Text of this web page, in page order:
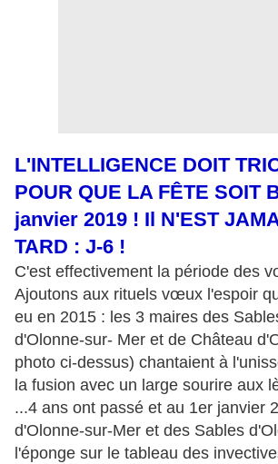
L'INTELLIGENCE DOIT
POUR QUE LA FÊTE SOIT
janvier 2019 ! Il N'EST
TARD : J-6 !
C'est effectivement la période des
Ajoutons aux rituels vœux l'espoir
eu en 2015 : les 3 maires des
d'Olonne-sur- Mer et de Château
photo ci-dessus) chantaient à
la fusion avec un large sourire aux
...4 ans ont passé et au 1er janvier
d'Olonne-sur-Mer et des Sables
l'éponge sur le tableau des